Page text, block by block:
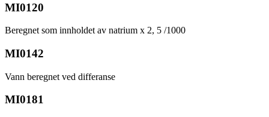
MI0120
Beregnet som innholdet av natrium x 2, 5 /1000
MI0142
Vann beregnet ved differanse
MI0181